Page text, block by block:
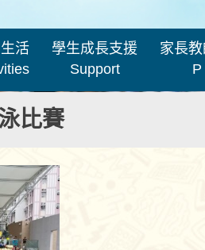
活
學生成長支援
Support
家長
P
比賽